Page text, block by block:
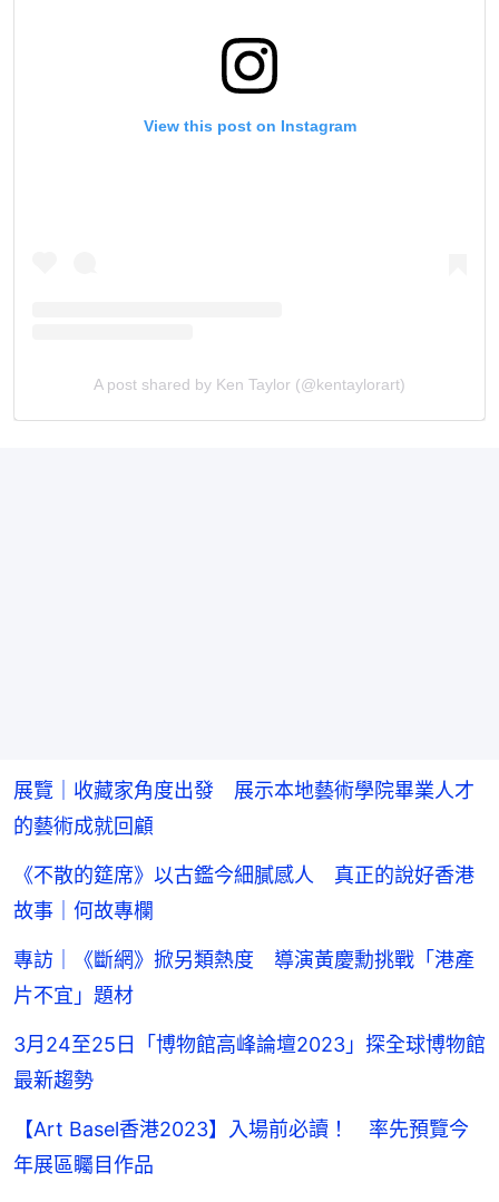
View this post on Instagram
A post shared by Ken Taylor (@kentaylorart)
展覽｜收藏家角度出發 展示本地藝術學院畢業人才
的藝術成就回顧
《不散的筵席》以古鑑今細膩感人 真正的說好香港
故事｜何故專欄
專訪｜《斷網》掀另類熱度 導演黃慶勳挑戰「港產
片不宜」題材
3月24至25日「博物館高峰論壇2023」探全球博物館
最新趨勢
【Art Basel香港2023】入場前必讀！ 率先預覽今
年展區矚目作品